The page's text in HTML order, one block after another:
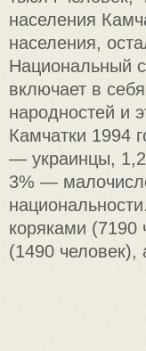
населения
населения,
Национальный
включает в
народностей и
Камчатки 1994
— украинцы,
3% —
коряками (7190
(1490 человек),